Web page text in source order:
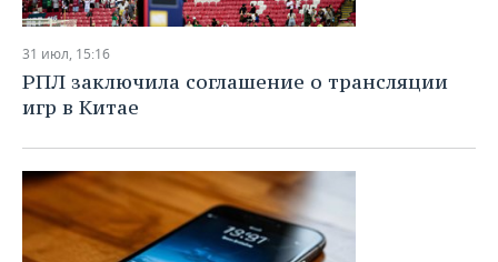
31 июл, 15:16
РПЛ заключила соглашение о трансляции
игр в Китае